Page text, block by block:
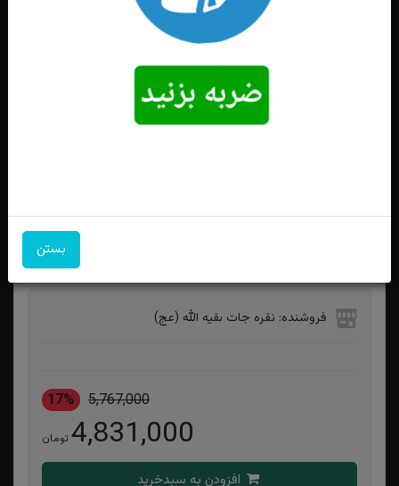
فروشنده: نقره جات بقیه الله (عج)
5,767,000
17%
4,831,000 تومان
بستن